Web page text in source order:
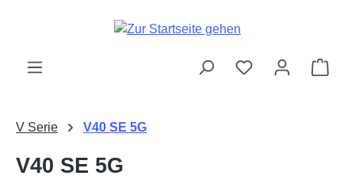
Zum Hauptinhalt springen
V Serie V40 SE 5G
V40 SE 5G